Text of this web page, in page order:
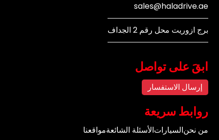
sales@haladrive.ae
برج ازوريت محل رقم 2 الجداف
ابقَ على تواصل
إرسال الاستفسار
روابط سريعة
من نحنالسياراتالأسئلة الشائعةمواقعنا